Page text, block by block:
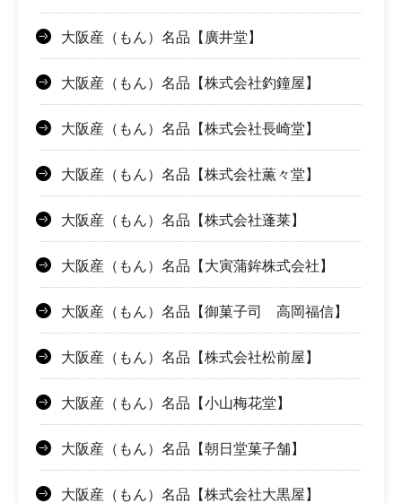
大阪産（もん）名品【廣井堂】
大阪産（もん）名品【株式会社釣鐘屋】
大阪産（もん）名品【株式会社長崎堂】
大阪産（もん）名品【株式会社薫々堂】
大阪産（もん）名品【株式会社蓬莱】
大阪産（もん）名品【大寅蒲鉾株式会社】
大阪産（もん）名品【御菓子司 高岡福信】
大阪産（もん）名品【株式会社松前屋】
大阪産（もん）名品【小山梅花堂】
大阪産（もん）名品【朝日堂菓子舗】
大阪産（もん）名品【株式会社大黒屋】